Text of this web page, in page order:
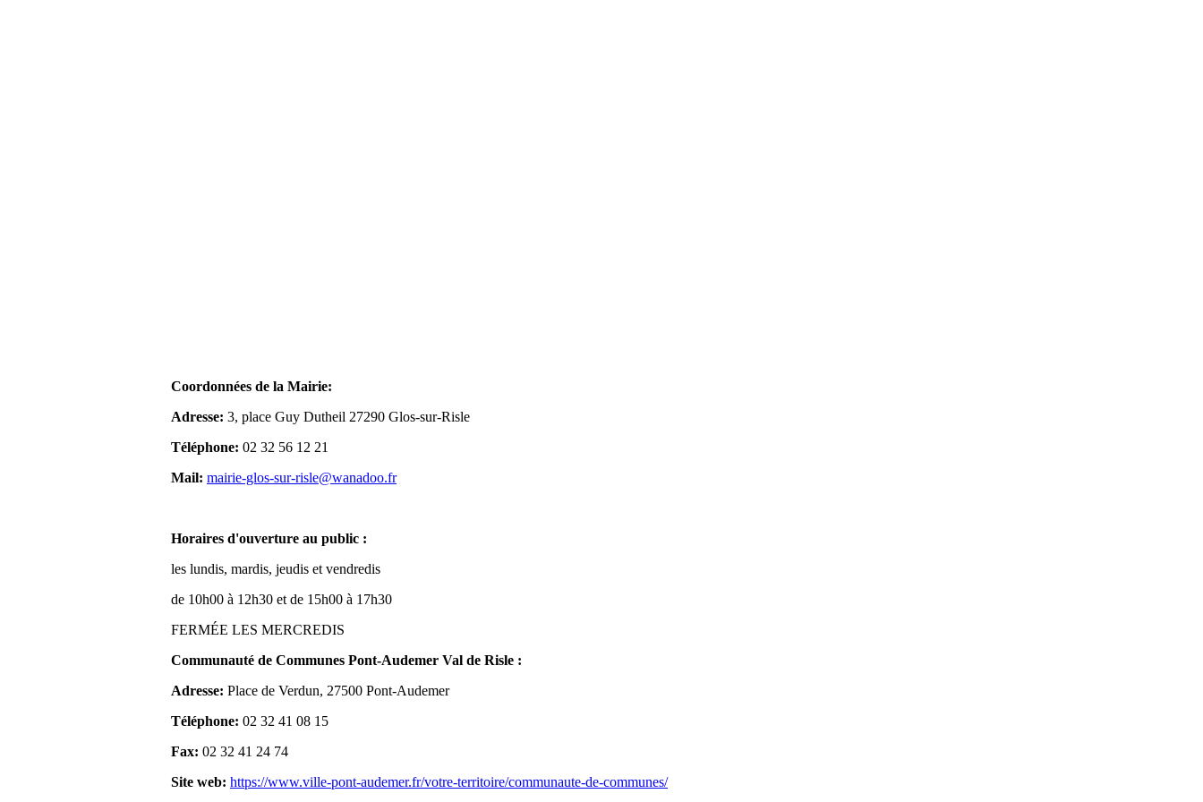
Coordonnées de la Mairie:
Adresse: 3, place Guy Dutheil 27290 Glos-sur-Risle
Téléphone: 02 32 56 12 21
Mail: mairie-glos-sur-risle@wanadoo.fr
Horaires d'ouverture au public :
les lundis, mardis, jeudis et vendredis
de 10h00 à 12h30 et de 15h00 à 17h30
FERMÉE LES MERCREDIS
Communauté de Communes Pont-Audemer Val de Risle :
Adresse: Place de Verdun, 27500 Pont-Audemer
Téléphone: 02 32 41 08 15
Fax: 02 32 41 24 74
Site web: https://www.ville-pont-audemer.fr/votre-territoire/communaute-de-communes/